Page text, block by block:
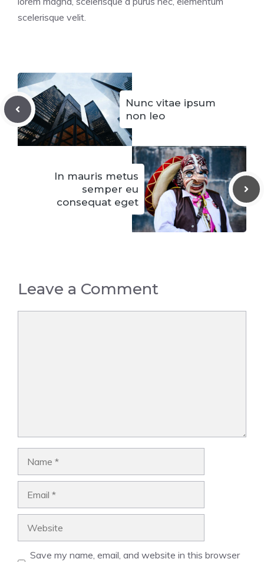
scelerisque velit.
Nunc vitae ipsum
non leo
In mauris metus
semper eu
consequat eget
Leave a Comment
Save my name, email, and website in this browser